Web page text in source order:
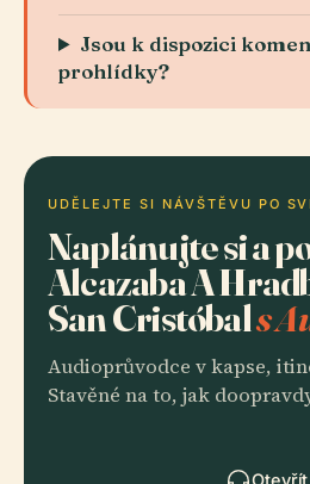
Jsou k dispozici
prohlídky?
UDĚLEJTE SI NÁVŠTĚVU PO
Naplánujte si a
Alcazaba A
San Cristóbals
Audioprůvodce v kapse,
Stavěné na to, jak